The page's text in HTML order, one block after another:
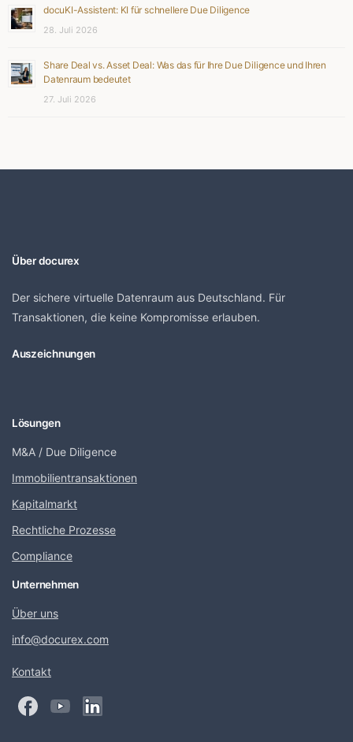
docuKI-Assistent: KI für schnellere Due Diligence
28. Juli 2026
Share Deal vs. Asset Deal: Was das für Ihre Due Diligence und Ihren
Datenraum bedeutet
27. Juli 2026
Über docurex
Der sichere virtuelle Datenraum aus Deutschland. Für
Transaktionen, die keine Kompromisse erlauben.
Auszeichnungen
Lösungen
M&A / Due Diligence
Immobilientransaktionen
Kapitalmarkt
Rechtliche Prozesse
Compliance
Unternehmen
Über uns
info@docurex.com
Kontakt